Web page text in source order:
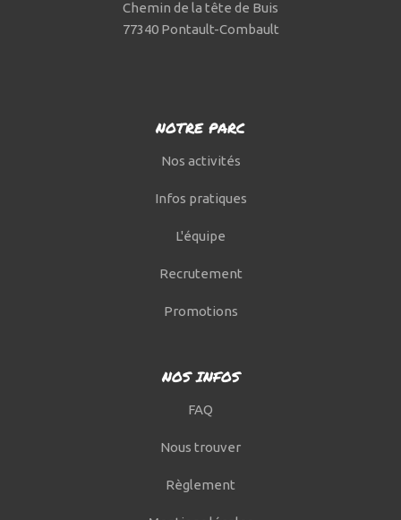
Chemin de la tête de Buis
77340 Pontault-Combault
NOTRE PARC
Nos activités
Infos pratiques
L'équipe
Recrutement
Promotions
NOS INFOS
FAQ
Nous trouver
Règlement